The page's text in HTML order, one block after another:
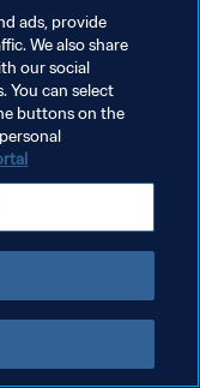
ads, provide
We also share
our social
You can select
buttons on the